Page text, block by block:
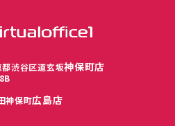
渋谷区道玄坂神保町店
神保町広島店